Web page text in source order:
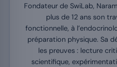
Fondateur de SwiLab,
plus de 12 ans son
fonctionnelle, à
préparation physique. Sa
les preuves : lecture
scientifique,